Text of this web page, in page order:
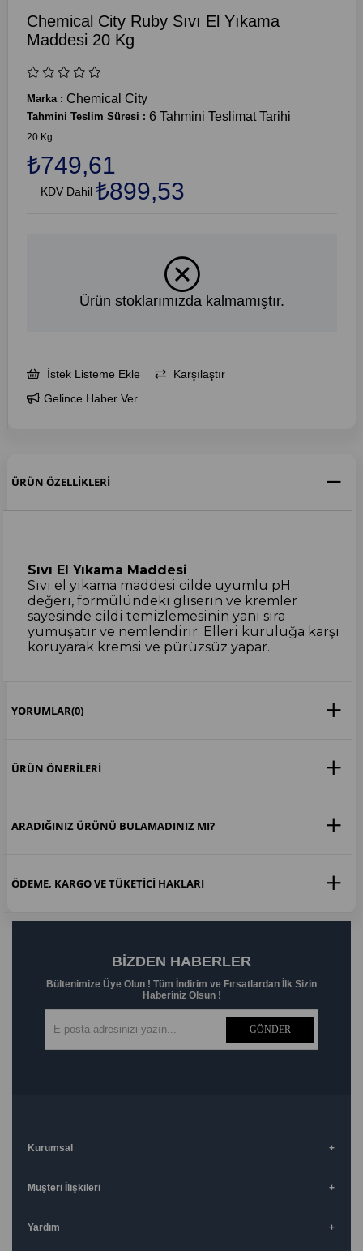
Chemical City Ruby Sıvı El Yıkama
Maddesi 20 Kg
Marka : Chemical City
Tahmini Teslim Süresi : 6 Tahmini Teslimat Tarihi
20 Kg
₺749,61
KDV Dahil ₺899,53
Ürün stoklarımızda kalmamıştır.
İstek Listeme Ekle
Karşılaştır
Gelince Haber Ver
ÜRÜN ÖZELLIKLERI
Sıvı El Yıkama Maddesi
Sıvı el yıkama maddesi cilde uyumlu pH
değeri, formülündeki gliserin ve kremler
sayesinde cildi temizlemesinin yanı sıra
yumuşatır ve nemlendirir. Elleri kuruluğa karşı
koruyarak kremsi ve pürüzsüz yapar.
YORUMLAR(0)
ÜRÜN ÖNERILERI
ARADIĞINIZ ÜRÜNÜ BULAMADINIZ MI?
ÖDEME, KARGO VE TÜKETICI HAKLARI
BIZDEN HABERLER
Bültenimize Üye Olun ! Tüm İndirim ve Fırsatlardan İlk Sizin
Haberiniz Olsun !
GÖNDER
Kurumsal
Müşteri İlişkileri
Yardım